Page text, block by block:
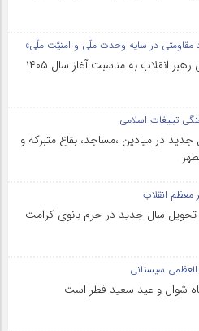
مقاومتی در سایه وحدت ملّی و امنیّت ملّی»
انقلاب به مناسبت آغاز سال ۱۴۰۵
تبلیغات اسلامی
در میادین ،مساجد، بقاع متبرکه‌ و
معظم انقلاب
تحویل سال جدید در حرم بانوی کرامت
العظمی سیستانی
شوال و عید سعید فطر است